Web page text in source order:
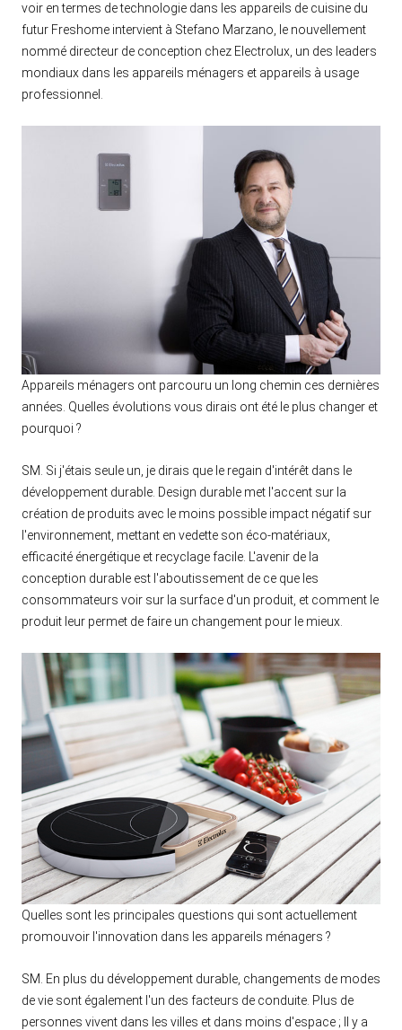
voir en termes de technologie dans les appareils de cuisine du
futur Freshome intervient à Stefano Marzano, le nouvellement
nommé directeur de conception chez Electrolux, un des leaders
mondiaux dans les appareils ménagers et appareils à usage
professionnel.
Appareils ménagers ont parcouru un long chemin ces dernières
années. Quelles évolutions vous dirais ont été le plus changer et
pourquoi ?
SM. Si j'étais seule un, je dirais que le regain d'intérêt dans le
développement durable. Design durable met l'accent sur la
création de produits avec le moins possible impact négatif sur
l'environnement, mettant en vedette son éco-matériaux,
efficacité énergétique et recyclage facile. L'avenir de la
conception durable est l'aboutissement de ce que les
consommateurs voir sur la surface d'un produit, et comment le
produit leur permet de faire un changement pour le mieux.
Quelles sont les principales questions qui sont actuellement
promouvoir l'innovation dans les appareils ménagers ?
SM. En plus du développement durable, changements de modes
de vie sont également l'un des facteurs de conduite. Plus de
personnes vivent dans les villes et dans moins d'espace ; Il y a